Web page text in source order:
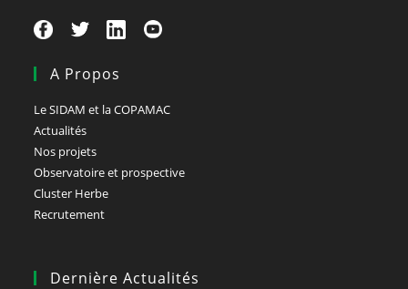
A Propos
Le SIDAM et la COPAMAC
Actualités
Nos projets
Observatoire et prospective
Cluster Herbe
Recrutement
Dernière Actualités